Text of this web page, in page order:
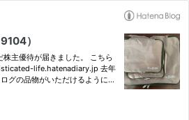
）
主優待が届きました。 こちら
life.hatenadiary.jp 去年
グの品物がいただけるようにな